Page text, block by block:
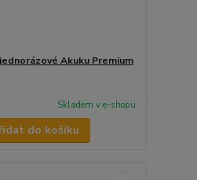
Akuku Premium
Skladem v e-shopu
do košíku